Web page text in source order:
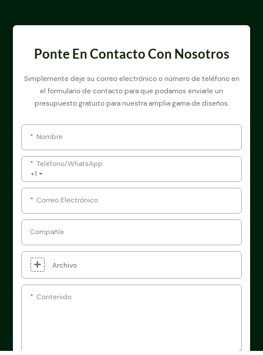
Ponte En Contacto Con Nosotros
Simplemente deje su correo electrónico o número de teléfono en
el formulario de contacto para que podamos enviarle un
presupuesto gratuito para nuestra amplia gama de diseños.
Nombre
+1
Teléfono/WhatsApp
Correo Electrónico
Compañía
Archivo
Contenido